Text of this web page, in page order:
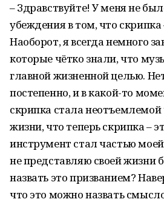
– Здравствуйте! У меня не
убеждения в том, что скрипка
Наоборот, я всегда немного
которые чётко знали, что
главной жизненной целью.
постепенно, и в какой-то
скрипка стала
жизни, что теперь скрипка –
инструмент стал частью
не представляю своей жизни
назвать это призванием?
что это можно назвать